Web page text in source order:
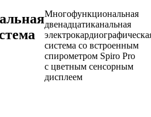
Многофункциональная
двенадцатиканальная
система со встроенным
спирометром Spiro Pro
с цветным сенсорным
дисплеем